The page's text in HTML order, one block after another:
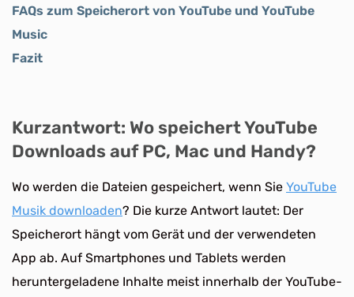
FAQs zum Speicherort von YouTube und YouTube
Music
Fazit
Kurzantwort: Wo speichert YouTube
Downloads auf PC, Mac und Handy?
Wo werden die Dateien gespeichert, wenn Sie YouTube
Musik downloaden? Die kurze Antwort lautet: Der
Speicherort hängt vom Gerät und der verwendeten
App ab. Auf Smartphones und Tablets werden
heruntergeladene Inhalte meist innerhalb der YouTube-